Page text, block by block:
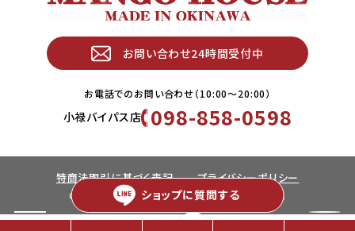
ショップに質問する
お問い合わせ24時間受付中
お電話でのお問い合わせ（10:00〜20:00）
小禄バイパス店 098-858-0598
特商法取引に基づく表記 プライバシーポリシー
Copyright © MANGO HOUSE. All rights Reserved.